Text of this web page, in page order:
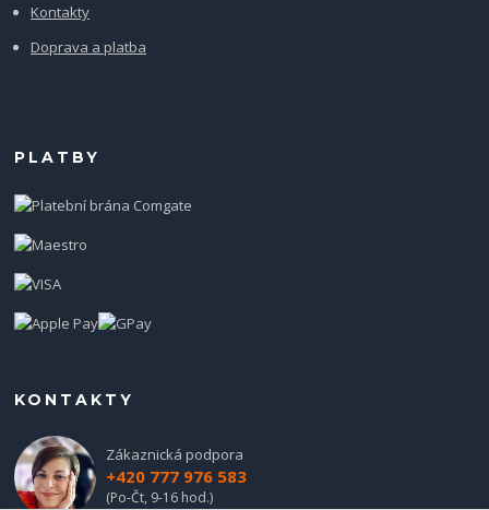
Kontakty
Doprava a platba
PLATBY
KONTAKTY
Zákaznická podpora
+420 777 976 583
(Po-Čt, 9-16 hod.)